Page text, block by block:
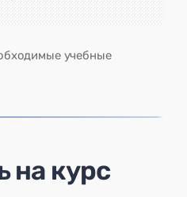
учебные
на курс